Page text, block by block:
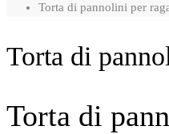
Torta di pannolini per
Torta di
Torta di